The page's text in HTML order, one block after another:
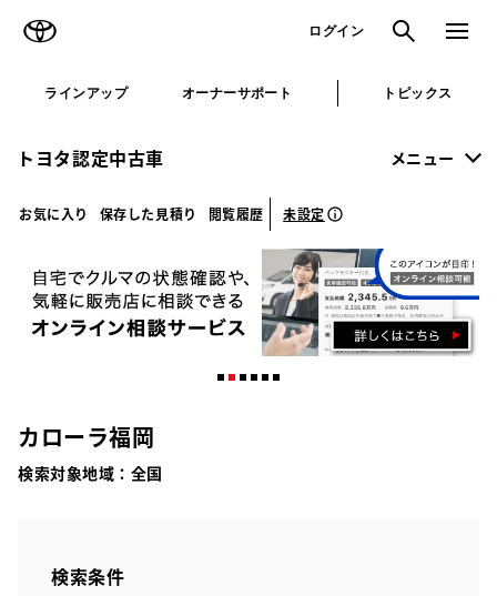
ログイン 検索 メニュ
ラインアップ オーナーサポート トピックス
トヨタ認定中古車 メニュー
お気に入り 保存した見積り 閲覧履歴 未設定
カローラ福岡
検索対象地域： 全国
検索条件